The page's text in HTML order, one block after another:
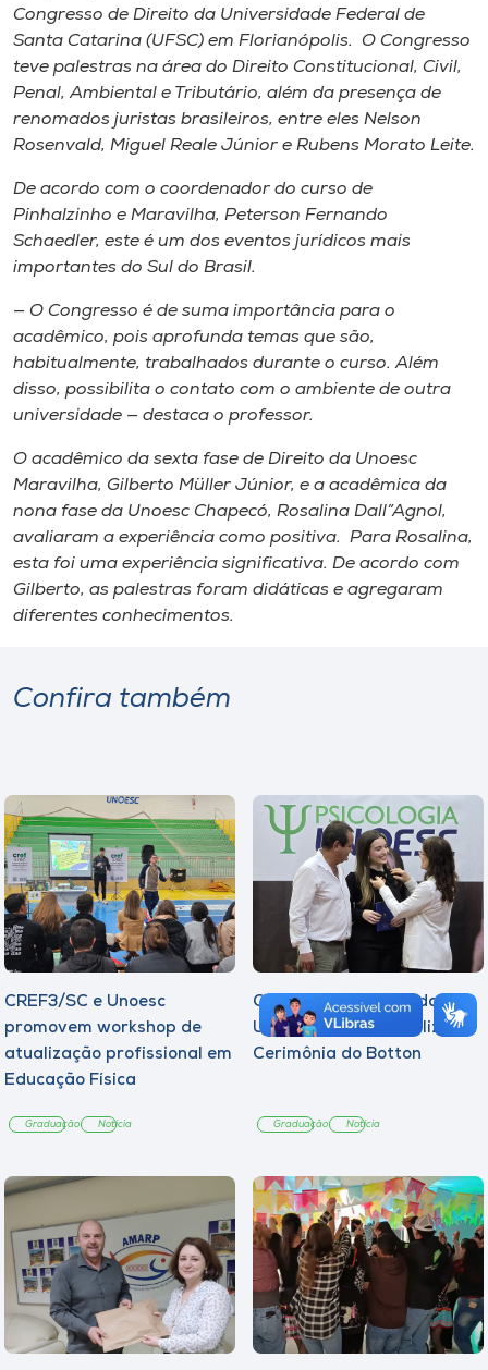
Store
Selecione
Congresso de Direito da Universidade Federal de
Santa Catarina (UFSC) em Florianópolis. O Congresso
teve palestras na área do Direito Constitucional, Civil,
Penal, Ambiental e Tributário, além da presença de
renomados juristas brasileiros, entre eles Nelson
Rosenvald, Miguel Reale Júnior e Rubens Morato Leite.
De acordo com o coordenador do curso de
Pinhalzinho e Maravilha, Peterson Fernando
Schaedler, este é um dos eventos jurídicos mais
importantes do Sul do Brasil.
— O Congresso é de suma importância para o
acadêmico, pois aprofunda temas que são,
habitualmente, trabalhados durante o curso. Além
disso, possibilita o contato com o ambiente de outra
universidade — destaca o professor.
O acadêmico da sexta fase de Direito da Unoesc
Maravilha, Gilberto Müller Júnior, e a acadêmica da
nona fase da Unoesc Chapecó, Rosalina Dall”Agnol,
avaliaram a experiência como positiva. Para Rosalina,
esta foi uma experiência significativa. De acordo com
Gilberto, as palestras foram didáticas e agregaram
diferentes conhecimentos.
Confira também
CREF3/SC e Unoesc
promovem workshop de
atualização profissional em
Educação Física
Graduação Notícia
Curso de Psicologia da
Unoesc Joaçaba realiza 2ª
Cerimônia do Botton
Graduação Notícia